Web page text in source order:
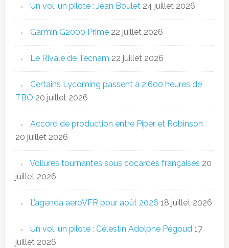
Un vol, un pilote : Jean Boulet 24 juillet 2026
Garmin G2000 Prime 22 juillet 2026
Le Rivale de Tecnam 22 juillet 2026
Certains Lycoming passent à 2.600 heures de
TBO 20 juillet 2026
Accord de production entre Piper et Robinson
20 juillet 2026
Voilures tournantes sous cocardes françaises 20
juillet 2026
L’agenda aeroVFR pour août 2026 18 juillet 2026
Un vol, un pilote : Célestin Adolphe Pégoud 17
juillet 2026